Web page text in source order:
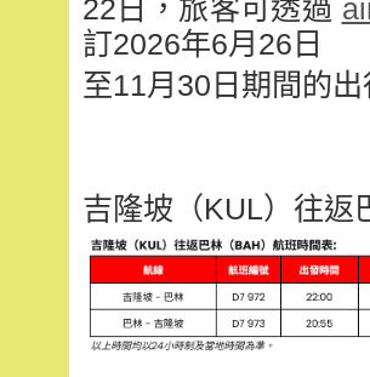
22日，旅客可透過
訂2026年6月26日
至11月30日期間的
吉隆坡（KUL）往返